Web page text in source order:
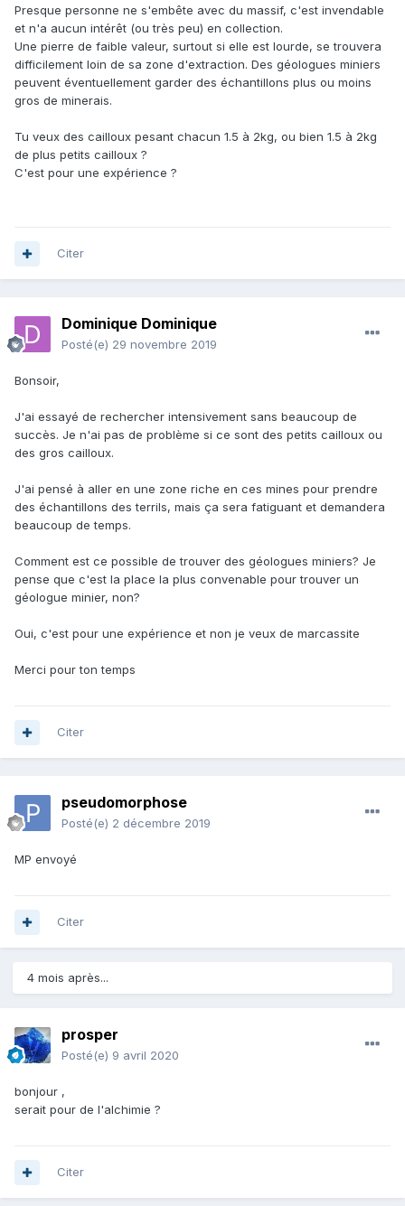
Presque personne ne s'embête avec du massif, c'est invendable
et n'a aucun intérêt (ou très peu) en collection.
Une pierre de faible valeur, surtout si elle est lourde, se trouvera
difficilement loin de sa zone d'extraction. Des géologues miniers
peuvent éventuellement garder des échantillons plus ou moins
gros de minerais.
Tu veux des cailloux pesant chacun 1.5 à 2kg, ou bien 1.5 à 2kg
de plus petits cailloux ?
C'est pour une expérience ?
Citer
Dominique Dominique
Posté(e) 29 novembre 2019
Bonsoir,
J'ai essayé de rechercher intensivement sans beaucoup de
succès. Je n'ai pas de problème si ce sont des petits cailloux ou
des gros cailloux.
J'ai pensé à aller en une zone riche en ces mines pour prendre
des échantillons des terrils, mais ça sera fatiguant et demandera
beaucoup de temps.
Comment est ce possible de trouver des géologues miniers? Je
pense que c'est la place la plus convenable pour trouver un
géologue minier, non?
Oui, c'est pour une expérience et non je veux de marcassite
Merci pour ton temps
Citer
pseudomorphose
Posté(e) 2 décembre 2019
MP envoyé
Citer
4 mois après...
prosper
Posté(e) 9 avril 2020
bonjour ,
serait pour de l'alchimie ?
Citer